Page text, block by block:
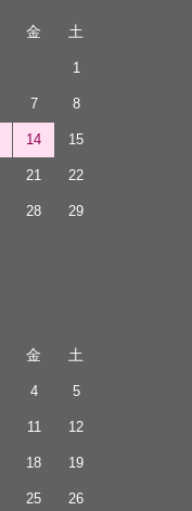
金 土
1
7 8
14 15
21 22
28 29
金 土
4 5
11 12
18 19
25 26